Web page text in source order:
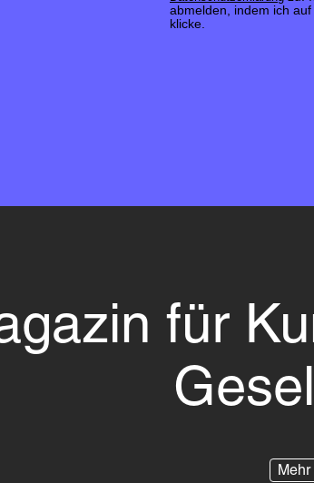
abmelden, indem ich
klicke.
für